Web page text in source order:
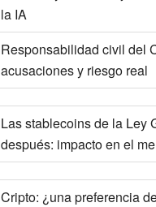
la IA
Responsabilidad civil del
acusaciones y riesgo real
Las stablecoins de la Ley
después: impacto en el
Cripto: ¿una preferencia